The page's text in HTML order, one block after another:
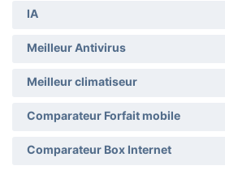
IA
Meilleur Antivirus
Meilleur climatiseur
Comparateur Forfait mobile
Comparateur Box Internet